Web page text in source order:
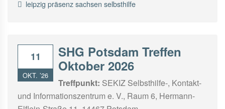
leipzig präsenzsachsen selbsthilfe
11
OKT. ’26
SHG Potsdam Treffen
Oktober 2026
Treffpunkt: SEKIZ Selbsthilfe-, Kontakt-
und Informationszentrum e. V., Raum 6, Hermann-